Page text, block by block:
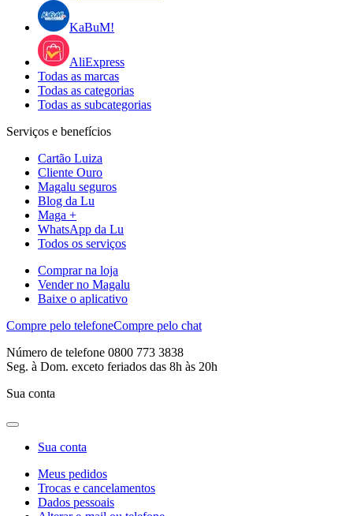
KaBuM!
AliExpress
Todas as marcas
Todas as categorias
Todas as subcategorias
Serviços e benefícios
Cartão Luiza
Cliente Ouro
Magalu seguros
Blog da Lu
Maga +
WhatsApp da Lu
Todos os serviços
Comprar na loja
Vender no Magalu
Baixe o aplicativo
Compre pelo telefoneCompre pelo chat
Número de telefone 0800 773 3838
Seg. à Dom. exceto feriados das 8h às 20h
Sua conta
Sua conta
Meus pedidos
Trocas e cancelamentos
Dados pessoais